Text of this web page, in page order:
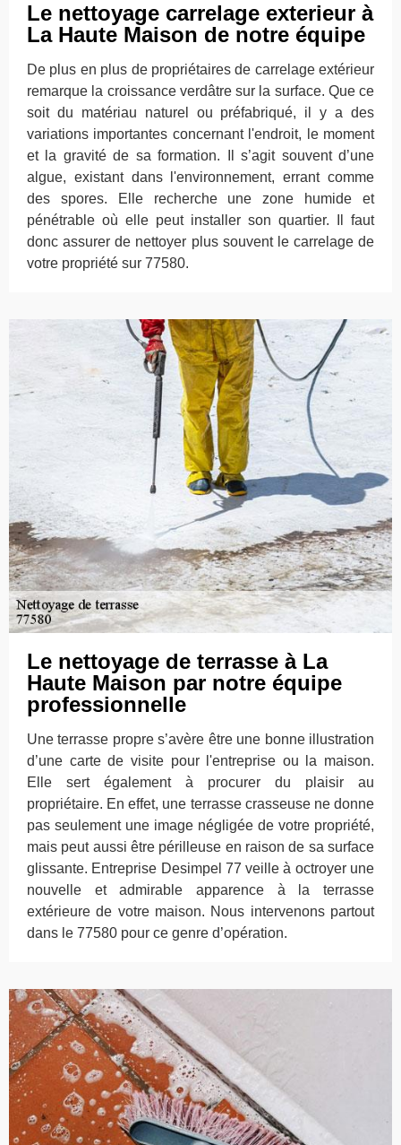
Le nettoyage carrelage exterieur à
La Haute Maison de notre équipe
De plus en plus de propriétaires de carrelage extérieur
remarque la croissance verdâtre sur la surface. Que ce
soit du matériau naturel ou préfabriqué, il y a des
variations importantes concernant l'endroit, le moment
et la gravité de sa formation. Il s’agit souvent d’une
algue, existant dans l'environnement, errant comme
des spores. Elle recherche une zone humide et
pénétrable où elle peut installer son quartier. Il faut
donc assurer de nettoyer plus souvent le carrelage de
votre propriété sur 77580.
Le nettoyage de terrasse à La
Haute Maison par notre équipe
professionnelle
Une terrasse propre s’avère être une bonne illustration
d’une carte de visite pour l'entreprise ou la maison.
Elle sert également à procurer du plaisir au
propriétaire. En effet, une terrasse crasseuse ne donne
pas seulement une image négligée de votre propriété,
mais peut aussi être périlleuse en raison de sa surface
glissante. Entreprise Desimpel 77 veille à octroyer une
nouvelle et admirable apparence à la terrasse
extérieure de votre maison. Nous intervenons partout
dans le 77580 pour ce genre d’opération.